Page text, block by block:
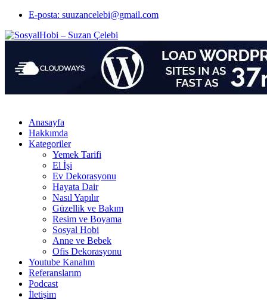
E-posta: suuzancelebi@gmail.com
Anasayfa
Hakkımda
Kategoriler
Yemek Tarifi
El İşi
Ev Dekorasyonu
Hayata Dair
Nasıl Yapılır
Güzellik ve Bakım
Resim ve Boyama
Sosyal Hobi
Anne ve Bebek
Ofis Dekorasyonu
Youtube Kanalım
Referanslarım
Podcast
İletişim